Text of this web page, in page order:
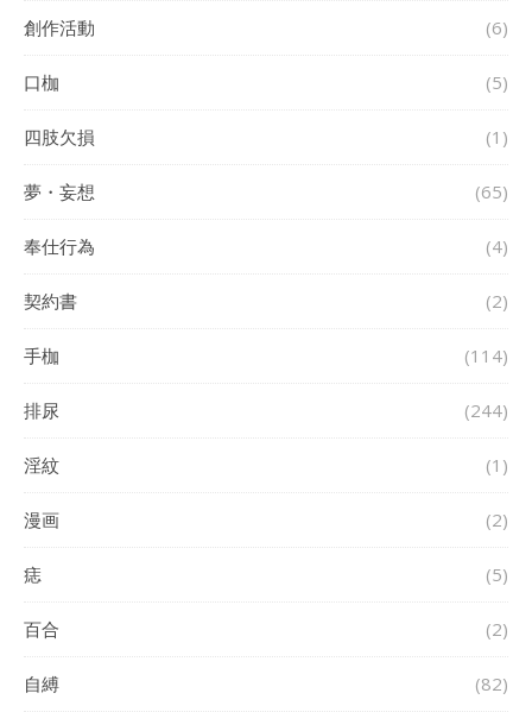
創作活動 (6)
口枷 (5)
四肢欠損 (1)
夢・妄想 (65)
奉仕行為 (4)
契約書 (2)
手枷 (114)
排尿 (244)
淫紋 (1)
漫画 (2)
痣 (5)
百合 (2)
自縛 (82)